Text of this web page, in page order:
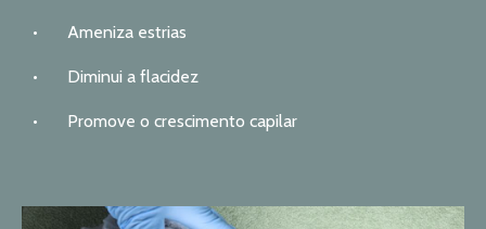
• Ameniza estrias
• Diminui a flacidez
• Promove o crescimento capilar